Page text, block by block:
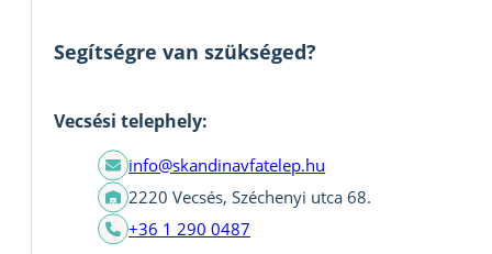
Segítségre van szükséged?
Vecsési telephely:
info@skandinavfatelep.hu
2220 Vecsés, Széchenyi utca 68.
+36 1 290 0487